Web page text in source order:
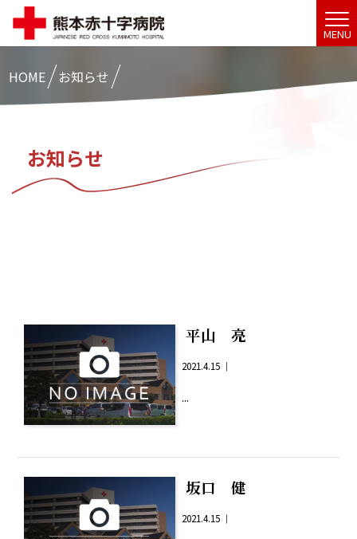
MENU
HOME お知らせ
お知らせ
平山 亮
2021.4.15 ｜
...
坂口 健
2021.4.15 ｜